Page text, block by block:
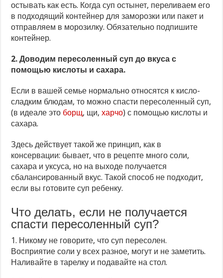
остывать как есть. Когда суп остынет, переливаем его
в подходящий контейнер для заморозки или пакет и
отправляем в морозилку. Обязательно подпишите
контейнер.
2. Доводим пересоленный суп до вкуса с
помощью кислоты и сахара.
Если в вашей семье нормально относятся к кисло-
сладким блюдам, то можно спасти пересоленный суп,
(в идеале это борщ, щи, харчо) с помощью кислоты и
сахара.
Здесь действует такой же принцип, как в
консервации: бывает, что в рецепте много соли,
сахара и уксуса, но на выходе получается
сбалансированный вкус. Такой способ не подходит,
если вы готовите суп ребенку.
Что делать, если не получается
спасти пересоленный суп?
1. Никому не говорите, что суп пересолен.
Восприятие соли у всех разное, могут и не заметить.
Наливайте в тарелку и подавайте на стол.